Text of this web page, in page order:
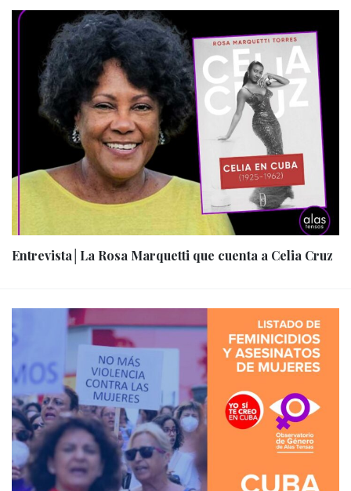
Entrevista│La Rosa Marquetti que cuenta a Celia Cruz